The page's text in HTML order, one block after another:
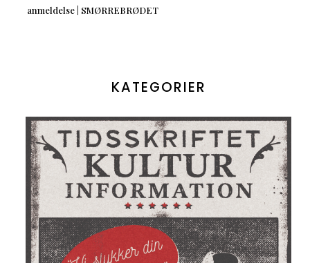
anmeldelse | SMØRREBRØDET
KATEGORIER